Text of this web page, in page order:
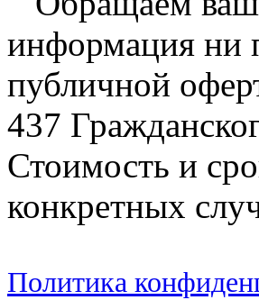
информация ни
публичной
437
Стоимость и
конкретных
Политика